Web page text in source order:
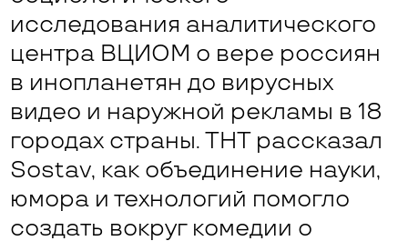
исследования аналитического
центра ВЦИОМ о вере россиян
в инопланетян до вирусных
видео и наружной рекламы в 18
городах страны. ТНТ рассказал
Sostav, как объединение науки,
юмора и технологий помогло
создать вокруг комедии о